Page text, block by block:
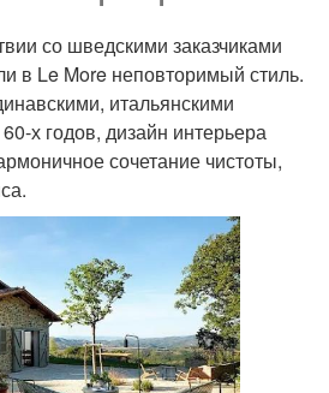
со шведскими заказчиками
в Le More неповторимый стиль.
итальянскими
х годов, дизайн интерьера
сочетание чистоты,